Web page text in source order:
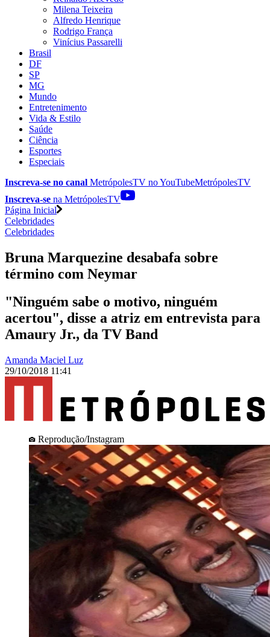
Milena Teixeira
Alfredo Henrique
Rodrigo França
Vinícius Passarelli
Brasil
DF
SP
MG
Mundo
Entretenimento
Vida & Estilo
Saúde
Ciência
Esportes
Especiais
Inscreva-se no canal MetrópolesTV noYouTubeMetrópolesTV
Inscreva-se na MetrópolesTV
Página Inicial
Celebridades
Celebridades
Bruna Marquezine desabafa sobre
término com Neymar
"Ninguém sabe o motivo, ninguém
acertou", disse a atriz em entrevista para
Amaury Jr., da TV Band
Amanda Maciel Luz
29/10/2018 11:41
Reprodução/Instagram